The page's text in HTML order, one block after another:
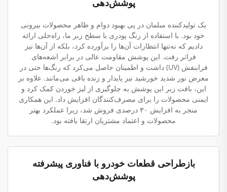
پوشش‌دهی
یک تولیدکننده مبلمان در پی بهبود دوام و ظاهر محصولات بیرونی
خود بود. با استفاده از رنگ پودری با سطح زبر ما، راه‌حلی ارائه
دادیم که نه‌تنها انتظارات آن‌ها را برآورده کرد، بلکه از آن‌ها نیز
فراتر رفت. این پوشش مقاومت عالی در برابر اشعه‌های
فرابنفش (UV) داشت و اطمینان حاصل می‌کرد که رنگ‌ها حتی در
معرض نور شدید خورشید نیز پایدار و زنده باقی می‌مانند. علاوه بر
این، بافت زبر این پوشش به جلوگیری از لیز خوردن کمک کرد و
ایمنی محصولات را برای مصرف‌کنندگان افزایش داد. این همکاری
منجر به افزایش ۳۰ درصدی فروش شد، زیرا عملکرد بهتر
محصولات و اعتماد مشتریان ارتقا یافته بود.
بازطراحی قطعات خودرو با فناوری پیشرفته
پوشش‌دهی